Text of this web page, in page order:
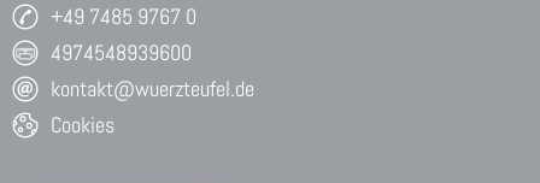
+49 7485 9767 0
4974548939600
kontakt@wuerzteufel.de
Cookies